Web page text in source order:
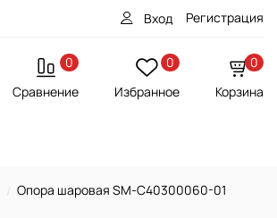
Вход Регистрация
0
Сравнение
0
Избранное
0
Корзина
Опора шаровая SM-С40300060-01